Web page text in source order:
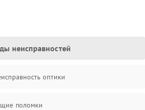
неисправностей
оптики
поломки